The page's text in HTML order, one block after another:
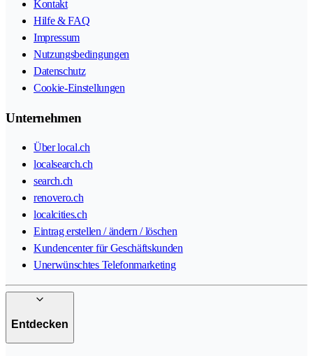
Kontakt
Hilfe & FAQ
Impressum
Nutzungsbedingungen
Datenschutz
Cookie-Einstellungen
Unternehmen
Über local.ch
localsearch.ch
search.ch
renovero.ch
localcities.ch
Eintrag erstellen / ändern / löschen
Kundencenter für Geschäftskunden
Unerwünschtes Telefonmarketing
Entdecken